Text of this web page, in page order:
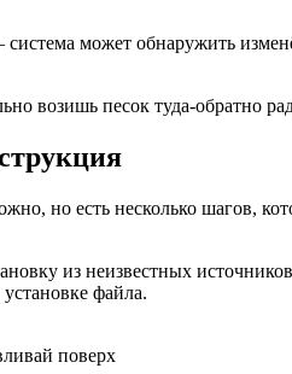
может обнаружить
возишь песок туда-
но есть несколько шагов,
из неизвестных
файла.
поверх